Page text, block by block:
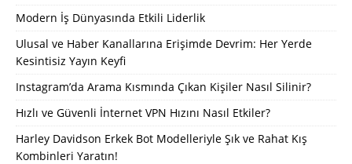
Modern İş Dünyasında Etkili Liderlik
Ulusal ve Haber Kanallarına Erişimde Devrim: Her Yerde
Kesintisiz Yayın Keyfi
Instagram’da Arama Kısmında Çıkan Kişiler Nasıl Silinir?
Hızlı ve Güvenli İnternet VPN Hızını Nasıl Etkiler?
Harley Davidson Erkek Bot Modelleriyle Şık ve Rahat Kış
Kombinleri Yaratın!